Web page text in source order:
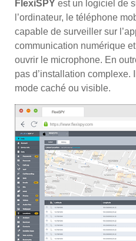
FlexiSPY est un logiciel de
l’ordinateur, le téléphone
capable de surveiller sur
communication numérique
ouvrir le microphone. En
pas d’installation complexe.
mode caché ou visible.